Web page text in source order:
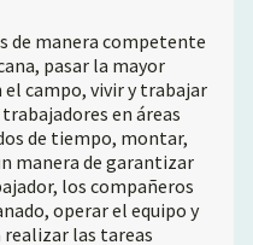
de manera competente
pasar la mayor
el campo, vivir y trabajar
en áreas
de tiempo, montar,
manera de garantizar
los compañeros
operar el equipo y
realizar las tareas